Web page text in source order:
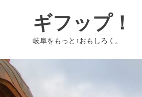
へ
ス
ギフップ！
岐阜をもっと↑おもしろく。